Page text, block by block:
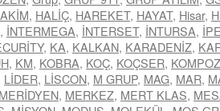
, HALİÇ, HAREKET, HAYAT, Hisar,
, İNTERMEGA, İNTERSET, İNTURSA,
, KA, KALKAN, KARADENİZ,
, KM, KOBRA, KOÇ, KOÇSER,
LİDER, LİSCON, M GRUP, MAG, MAR,
MERİDYEN, MERKEZ, MERT KLAS,